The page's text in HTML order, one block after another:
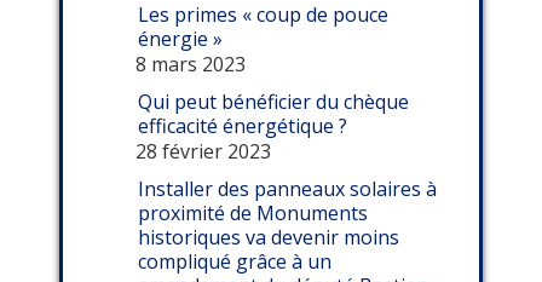
Les primes « coup de pouce
énergie »
8 mars 2023
Qui peut bénéficier du chèque
efficacité énergétique ?
28 février 2023
Installer des panneaux solaires à
proximité de Monuments
historiques va devenir moins
compliqué grâce à un